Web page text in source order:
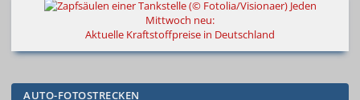
Jeden
Mittwoch neu:
Aktuelle Kraftstoffpreise in Deutschland
AUTO-FOTOSTRECKEN